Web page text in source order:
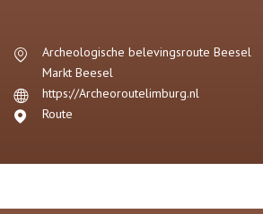
Archeologische belevingsroute Beesel
Markt Beesel
https://Archeoroutelimburg.nl
Route